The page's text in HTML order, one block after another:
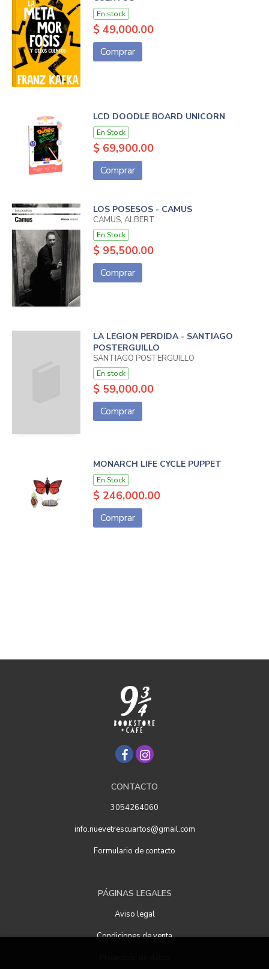
En stock
$ 49,000.00
Comprar
LCD DOODLE BOARD UNICORN
En Stock
$ 69,900.00
Comprar
LOS POSESOS - CAMUS
CAMUS, ALBERT
En Stock
$ 95,500.00
Comprar
LA LEGION PERDIDA - SANTIAGO
POSTERGUILLO
SANTIAGO POSTERGUILLO
En stock
$ 59,000.00
Comprar
MONARCH LIFE CYCLE PUPPET
En Stock
$ 246,000.00
Comprar
CONTACTO
3054264060
info.nuevetrescuartos@gmail.com
Formulario de contacto
PÁGINAS LEGALES
Aviso legal
Condiciones de venta